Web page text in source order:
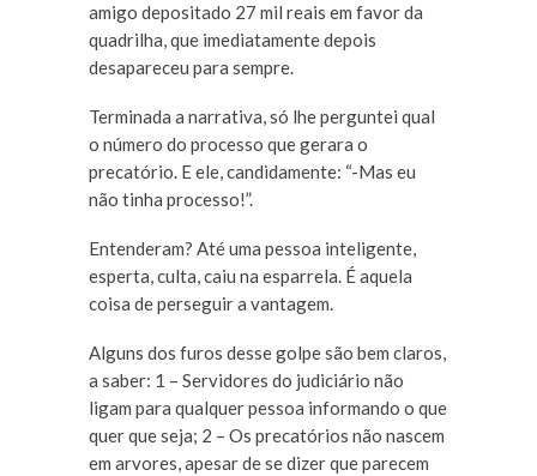
amigo depositado 27 mil reais em favor da
quadrilha, que imediatamente depois
desapareceu para sempre.
Terminada a narrativa, só lhe perguntei qual
o número do processo que gerara o
precatório. E ele, candidamente: “-Mas eu
não tinha processo!”.
Entenderam? Até uma pessoa inteligente,
esperta, culta, caiu na esparrela. É aquela
coisa de perseguir a vantagem.
Alguns dos furos desse golpe são bem claros,
a saber: 1 – Servidores do judiciário não
ligam para qualquer pessoa informando o que
quer que seja; 2 – Os precatórios não nascem
em arvores, apesar de se dizer que parecem